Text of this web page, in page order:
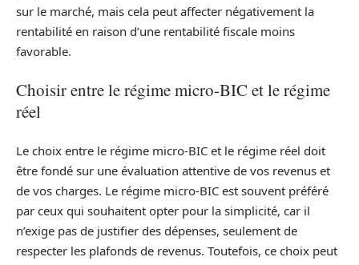
sur le marché, mais cela peut affecter négativement la
rentabilité en raison d’une rentabilité fiscale moins
favorable.
Choisir entre le régime micro-BIC et le régime
réel
Le choix entre le régime micro-BIC et le régime réel doit
être fondé sur une évaluation attentive de vos revenus et
de vos charges. Le régime micro-BIC est souvent préféré
par ceux qui souhaitent opter pour la simplicité, car il
n’exige pas de justifier des dépenses, seulement de
respecter les plafonds de revenus. Toutefois, ce choix peut